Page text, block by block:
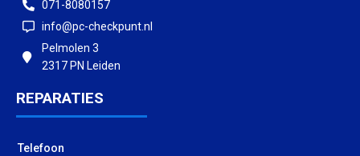
071-8080157
info@pc-checkpunt.nl
Pelmolen 3
2317 PN Leiden
REPARATIES
Telefoon